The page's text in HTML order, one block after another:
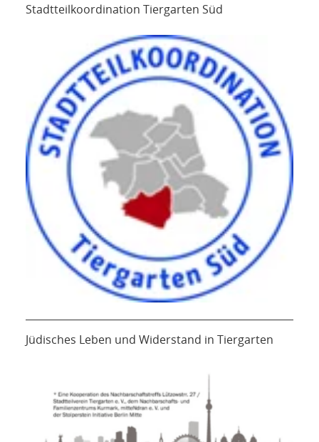
Stadtteilkoordination Tiergarten Süd
Jüdisches Leben und Widerstand in Tiergarten